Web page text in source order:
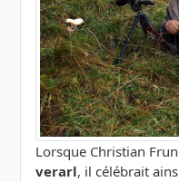
Lorsque Christian
verarl, il célébrait